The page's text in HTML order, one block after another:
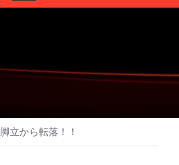
脚立から転落！！